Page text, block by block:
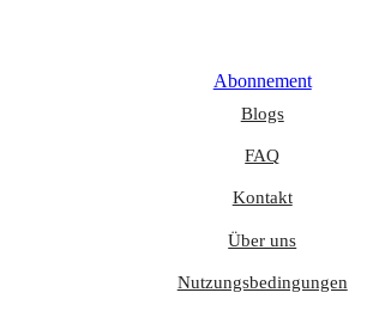
Abonnement
Blogs
FAQ
Kontakt
Über uns
Nutzungsbedingungen